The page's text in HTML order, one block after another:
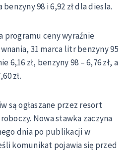
benzyny 98 i 6,92 zł dla diesla.
programu ceny wyraźnie
31 marca litr benzyny 95
6,16 zł, benzyny 98 – 6,76 zł, a
zł.
są ogłaszane przez resort
Nowa stawka zaczyna
dnia po publikacji w
komunikat pojawia się przed